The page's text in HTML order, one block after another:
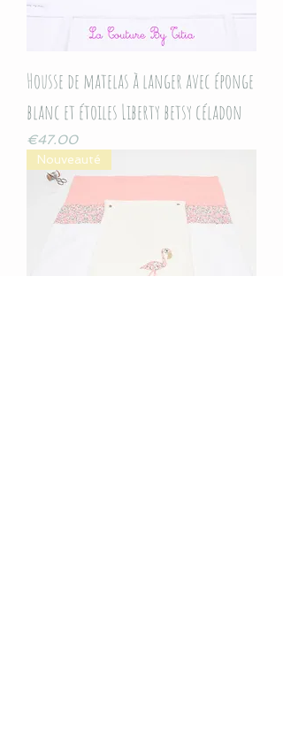
Housse de matelas à langer avec éponge
blanc et étoiles Liberty betsy céladon
Price
€47.00
Nouveauté